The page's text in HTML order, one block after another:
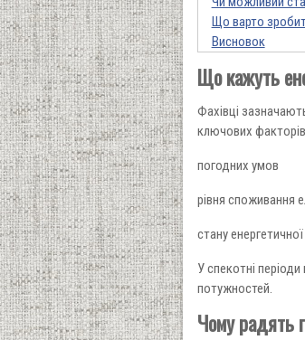
Що варто
Висновок
Що кажуть
Фахівці
ключових
погодних умов
рівня споживання
стану
У спекотні
потужностей.
Чому радять